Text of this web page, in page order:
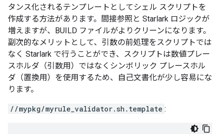
タンス化されるテンプレートとしてシェル スクリプトを
作成する方法があります。間接参照と Starlark ロジックが
増えますが、BUILD ファイルがよりクリーンになります。
副次的なメリットとして、引数の前処理をスクリプトでは
なく Starlark で行うことができ、スクリプトは数値プレー
スホルダ（引数用）ではなくシンボリック プレースホル
ダ（置換用）を使用するため、自己文書化が少し容易にな
ります。
//mypkg/myrule_validator.sh.template :